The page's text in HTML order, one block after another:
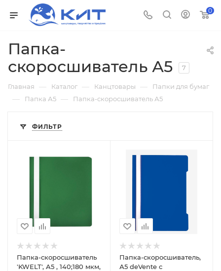
0
Папка-
скоросшиватель А5
7
Главная — Каталог — Канцтовары — Папки для бумаг
— Папка А5 — Папка-скоросшиватель А5
ФИЛЬТР
Папка-скоросшиватель
'KWELT', A5 , 140;180 мкм,
Папка-скоросшиватель,
А5 deVente с